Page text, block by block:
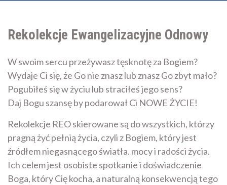
Rekolekcje Ewangelizacyjne Odnowy
W swoim sercu przeżywasz tęsknotę za Bogiem?
Wydaje Ci się, że Go nie znasz lub znasz Go zbyt mało?
Pogubiłeś się w życiu lub straciłeś jego sens?
Daj Bogu szansę by podarował Ci NOWE ŻYCIE!
Rekolekcje REO skierowane są do wszystkich, którzy
pragną żyć pełnią życia, czyli z Bogiem, który jest
źródłem niegasnącego światła. mocy i radości życia.
Ich celem jest osobiste spotkanie i doświadczenie
Boga, który Cię kocha, a naturalną konsekwencją tego